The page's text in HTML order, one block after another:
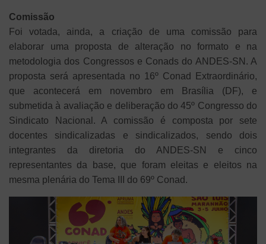
Comissão
Foi votada, ainda, a criação de uma comissão para
elaborar uma proposta de alteração no formato e na
metodologia dos Congressos e Conads do ANDES-SN. A
proposta será apresentada no 16º Conad Extraordinário,
que acontecerá em novembro em Brasília (DF), e
submetida à avaliação e deliberação do 45º Congresso do
Sindicato Nacional. A comissão é composta por sete
docentes sindicalizadas e sindicalizados, sendo dois
integrantes da diretoria do ANDES-SN e cinco
representantes da base, que foram eleitas e eleitos na
mesma plenária do Tema III do 69º Conad.